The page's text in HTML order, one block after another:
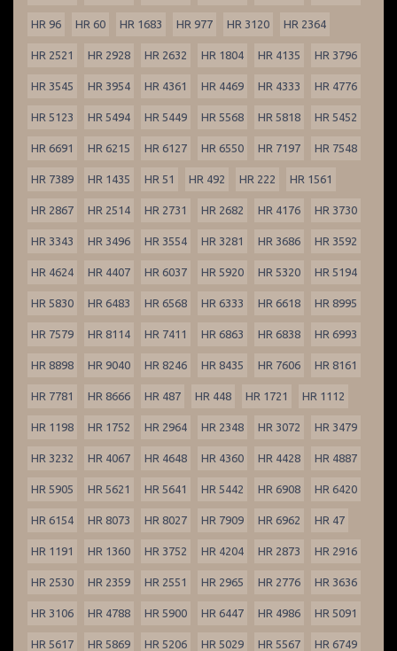
HR 96 HR 60 HR 1683 HR 977 HR 3120 HR 2364
HR 2521 HR 2928 HR 2632 HR 1804 HR 4135 HR 3796
HR 3545 HR 3954 HR 4361 HR 4469 HR 4333 HR 4776
HR 5123 HR 5494 HR 5449 HR 5568 HR 5818 HR 5452
HR 6691 HR 6215 HR 6127 HR 6550 HR 7197 HR 7548
HR 7389 HR 1435 HR 51 HR 492 HR 222 HR 1561
HR 2867 HR 2514 HR 2731 HR 2682 HR 4176 HR 3730
HR 3343 HR 3496 HR 3554 HR 3281 HR 3686 HR 3592
HR 4624 HR 4407 HR 6037 HR 5920 HR 5320 HR 5194
HR 5830 HR 6483 HR 6568 HR 6333 HR 6618 HR 8995
HR 7579 HR 8114 HR 7411 HR 6863 HR 6838 HR 6993
HR 8898 HR 9040 HR 8246 HR 8435 HR 7606 HR 8161
HR 7781 HR 8666 HR 487 HR 448 HR 1721 HR 1112
HR 1198 HR 1752 HR 2964 HR 2348 HR 3072 HR 3479
HR 3232 HR 4067 HR 4648 HR 4360 HR 4428 HR 4887
HR 5905 HR 5621 HR 5641 HR 5442 HR 6908 HR 6420
HR 6154 HR 8073 HR 8027 HR 7909 HR 6962 HR 47
HR 1191 HR 1360 HR 3752 HR 4204 HR 2873 HR 2916
HR 2530 HR 2359 HR 2551 HR 2965 HR 2776 HR 3636
HR 3106 HR 4788 HR 5900 HR 6447 HR 4986 HR 5091
HR 5617 HR 5869 HR 5206 HR 5029 HR 5567 HR 6749